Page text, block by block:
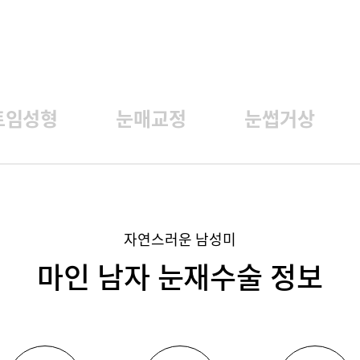
성형 눈매교정 눈썹거상
자연스러운 남성미
마인 남자 눈재수술 정보